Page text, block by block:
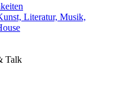
Literatur, Musik,
Talk